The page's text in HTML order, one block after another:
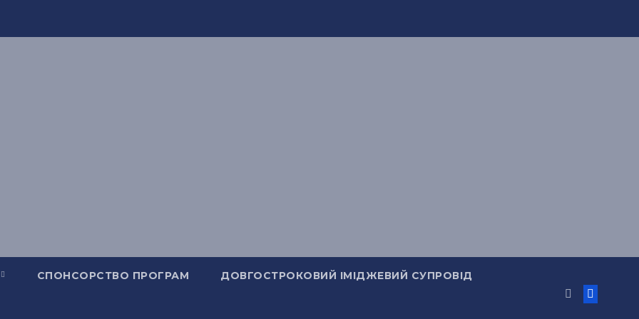
СПОНСОРСТВО ПРОГРАМ ДОВГОСТРОКОВИЙ ІМІДЖЕВИЙ СУПРОВІД